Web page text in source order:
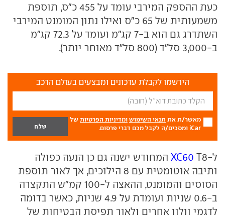
כעת ההספק המירבי עומד על 455 כ"ס, תוספת
משמעותית של 65 כ"ס ואילו נתון המומנט המירבי
השתדרג גם הוא ב-7 קג"מ ועומד על 72.3 קג"מ
ב-3,000 סל"ד (800 סל"ד מאוחר יותר).
הירשמו לקבלת עדכונים ומבצעים בעולם הרכב
מאשר/ת את תנאי השימוש ומדיניות הפרטיות של
iCar ומסכים/ה לקבל מכם דברי פרסום.
ל- XC60 T8 המחודש ישנה גם כן הנעה כפולה
ותיבה אוטומטית עם 8 הילוכים, אך לאור תוספת
הסוסים והמומנט, ההאצה ל-100 קמ"ש התקצרה
ב-0.6 שניות ועומדת על 4.9 שניות, כאשר בדומה
לדגמי וולוו אחרים ולאור תפיסת הבטיחות של